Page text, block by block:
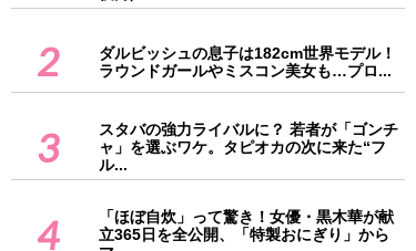
2
ダルビッシュの息子は182cm世界モデル！
ラウンドガールやミスコン美女も…プロ...
3
スタバの強力ライバルに？ 若者が「ゴンチ
ャ」を選ぶワケ。タピオカの次に来た“フ
ル...
4
「ほぼ自炊」って驚き！女優・黒木華が献
立365日を全公開、「特製おにぎり」から